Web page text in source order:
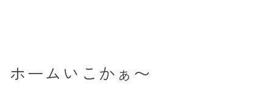
ホームいこかぁ〜